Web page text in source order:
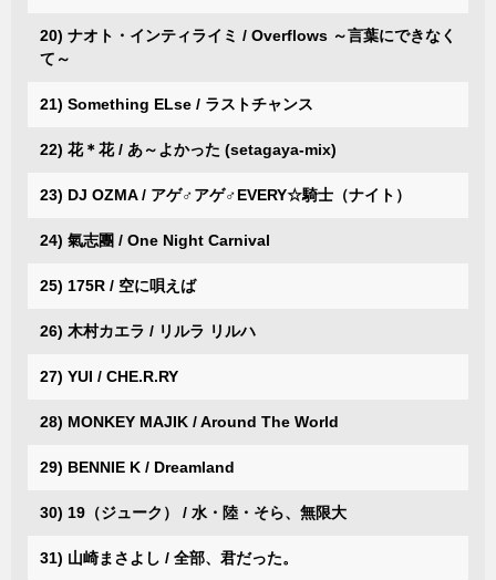
20) ナオト・インティライミ / Overflows ～言葉にできなく
て～
21) Something ELse / ラストチャンス
22) 花＊花 / あ～よかった (setagaya-mix)
23) DJ OZMA / アゲ♂アゲ♂EVERY☆騎士（ナイト）
24) 氣志團 / One Night Carnival
25) 175R / 空に唄えば
26) 木村カエラ / リルラ リルハ
27) YUI / CHE.R.RY
28) MONKEY MAJIK / Around The World
29) BENNIE K / Dreamland
30) 19（ジューク） / 水・陸・そら、無限大
31) 山崎まさよし / 全部、君だった。